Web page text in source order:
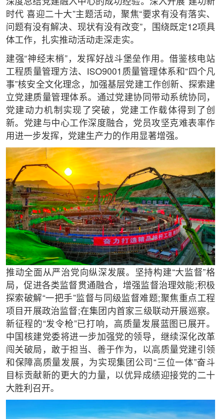
深度总结党建融入中心的成功经验。深入开展“建功新
时代 喜迎二十大”主题活动，聚焦“要求有没有落实、
问题有没有解决、现状有没有改变”，围绕既定12项具
体工作，扎实推动活动走深走实。
建强“神经末梢”，发挥好战斗堡垒作用。借鉴核电站
工程质量管理方法、ISO9001质量管理体系和“四个凡
事”核安全文化理念，加强基层党建工作创新、探索建
立党建质量管理体系。通过党建协同带动系统协同，
党建动力机制实现了突破，党建工作载体得到了创
新。党建与中心工作深度融合，党员攻坚克难表率作
用进一步发挥，党建生产力的作用显著增强。
推动全面从严治党向纵深发展。坚持构建“大监督”格
局，促进各类监督贯通融合，增强监督治理效能;积极
探索破解“一把手”监督与同级监督难题;聚焦重点工程
项目开展政治监督;在集团内首家三级联动开展巡察。
新征程的“发令枪”已打响，高质量发展蓝图已展开。
中国核建党委将进一步加强党的领导，继续深化改革
闯关破局，敢于担当、善于作为，以高质量党建引领
和保障高质量发展，为实现集团公司“三位一体”奋斗
目标贡献新的更大的力量，以优异成绩迎接党的二十
大胜利召开。